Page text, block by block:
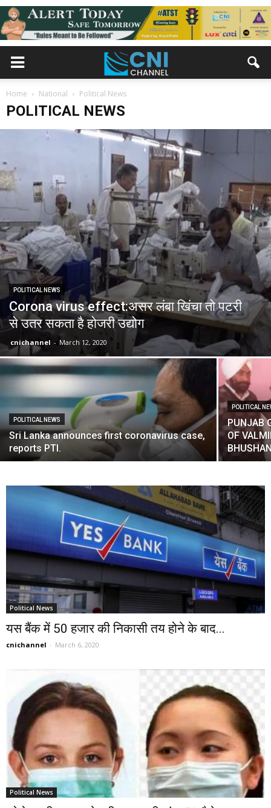
Home National Political News
POLITICAL NEWS
POLITICAL NEWS
Corona virus effect:असर लंबा खिंचा तो पटरी
से उतर सकता है होजरी उद्योग
cnichannel - March 12, 2020
POLITICAL NEWS
Sri Lanka announces first coronavirus case,
reports PTI.
POLITICAL
PUNJAB
OF
Political News
यस बैंक में 50 हजार की निकासी तय होने के बाद...
cnichannel - March 6, 2020
Political News